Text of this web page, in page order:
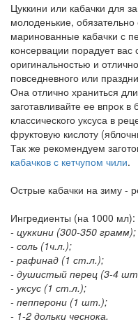
Цуккини или кабачки для
молоденькие,
маринованные кабачки с
консервации порадует вас
оригинальностью и
повседневного или
Она отлично храниться
заготавливайте ее впрок
классического уксуса в
фруктовую кислоту
Так же рекомендуем
кабачков с кетчупом чили.
Острые кабачки на зиму -
Ингредиенты (на 1000 мл):
- цуккини (300-350 грамм);
- соль (1ч.л.);
- рафинад (1 ст.л.);
- душистый перец (3-4
- уксус (1 ст.л.);
- пепперони (1 шт.);
- 1-2 дольки чеснока.